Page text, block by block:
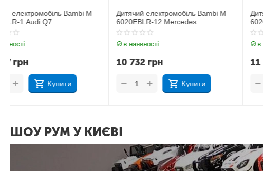
Дитячий електромобіль Bambi M
6020EBLR-12 Mercedes
10 732
+
Дитячий електромобіль Bambi M
6020EBLR-2 Mercedes
11 535
+
ШОУ РУМ У КИЄВІ